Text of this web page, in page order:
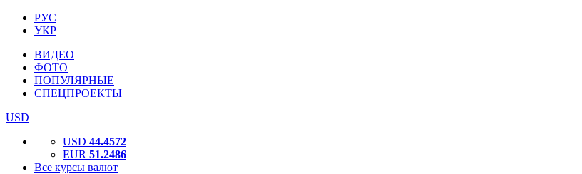
РУС
УКР
ВИДЕО
ФОТО
ПОПУЛЯРНЫЕ
СПЕЦПРОЕКТЫ
USD
USD 44.4572
EUR 51.2486
Все курсы валют